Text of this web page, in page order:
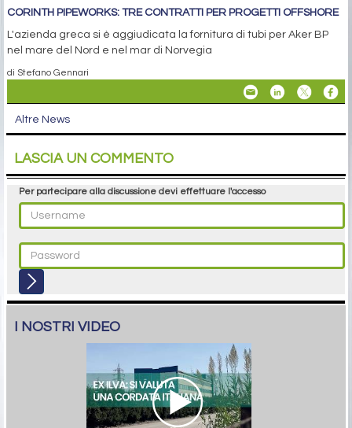
CORINTH PIPEWORKS: TRE CONTRATTI PER PROGETTI OFFSHORE
L'azienda greca si è aggiudicata la fornitura di tubi per Aker BP
nel mare del Nord e nel mar di Norvegia
di Stefano Gennari
Altre News
LASCIA UN COMMENTO
Per partecipare alla discussione devi effettuare l'accesso
I NOSTRI VIDEO